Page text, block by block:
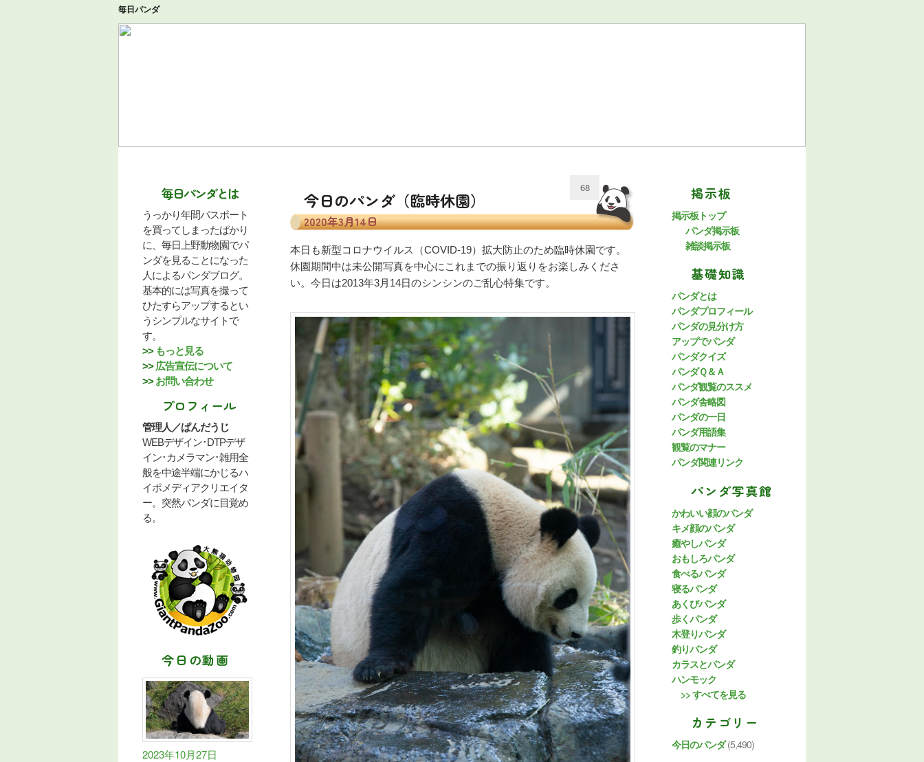
毎日パンダ
毎日パンダとは
うっかり年間パスポート
を買ってしまったばかり
に、毎日上野動物園でパ
ンダを見ることになった
人によるパンダブログ。
基本的には写真を撮って
ひたすらアップするとい
うシンプルなサイトで
す。
>> もっと見る
>>広告宣伝について
>>お問い合わせ
プロフィール
管理人／ぱんだうじ
WEBデザイン･DTPデザ
イン･カメラマン･雑用全
般を中途半端にかじるハ
イポメディアクリエイタ
ー。突然パンダに目覚め
る。
今日の動画
2023年10月27日
今日のパンダ（臨時休園）
2020年3月14日
68
本日も新型コロナウイルス（COVID-19）拡大防止のため臨時休園です。
休園期間中は未公開写真を中心にこれまでの振り返りをお楽しみくださ
い。今日は2013年3月14日のシンシンのご乱心特集です。
掲示板
掲示板トップ
パンダ掲示板
雑談掲示板
基礎知識
パンダとは
パンダプロフィール
パンダの見分け方
アップでパンダ
パンダクイズ
パンダＱ＆Ａ
パンダ観覧のススメ
パンダ舎略図
パンダの一日
パンダ用語集
観覧のマナー
パンダ関連リンク
パンダ写真館
かわいい顔のパンダ
キメ顔のパンダ
癒やしパンダ
おもしろパンダ
食べるパンダ
寝るパンダ
あくびパンダ
歩くパンダ
木登りパンダ
釣りパンダ
カラスとパンダ
ハンモック
>> すべてを見る
カテゴリー
今日のパンダ(5,490)